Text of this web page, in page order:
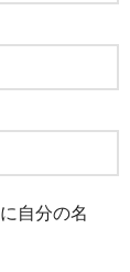
自分の名